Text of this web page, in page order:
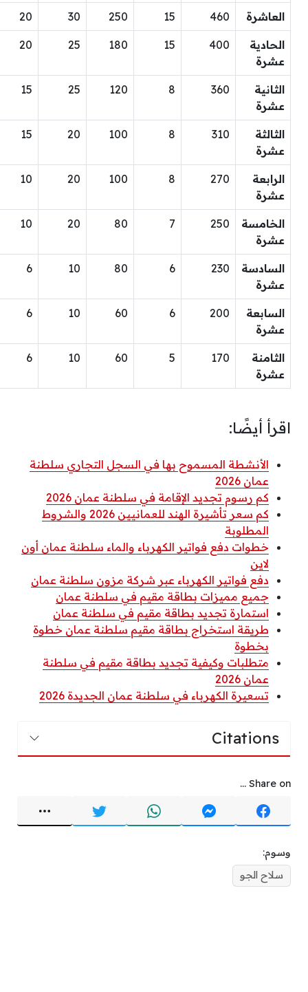
العاشرة 460
15
250
30
20
الحادية
عشرة
400
15
180
25
20
الثانية
عشرة
360
8
120
25
15
الثالثة
عشرة
310
8
100
20
15
الرابعة
عشرة
270
8
100
20
10
الخامسة
عشرة
250
7
80
20
10
السادسة
عشرة
230
6
80
10
6
السابعة
عشرة
200
6
60
10
6
الثامنة
عشرة
170
5
60
10
6
اقرأ أيضًا:
الأنشطة المسموح بها في السجل التجاري سلطنة
عمان 2026
كم رسوم تجديد الإقامة في سلطنة عمان 2026
كم سعر تأشيرة الهند للعمانيين 2026 والشروط
المطلوبة
خطوات دفع فواتير الكهرباء والماء سلطنة عمان أون
لاين
دفع فواتير الكهرباء عبر شركة مزون سلطنة عمان
جميع مميزات بطاقة مقيم في سلطنة عمان
استمارة تجديد بطاقة مقيم في سلطنة عمان
طريقة استخراج بطاقة مقيم سلطنة عمان خطوة
بخطوة
متطلبات وكيفية تجديد بطاقة مقيم في سلطنة
عمان 2026
تسعيرة الكهرباء في سلطنة عمان الجديدة 2026
Citations
Share on ...
وسوم:
سلاح الجو